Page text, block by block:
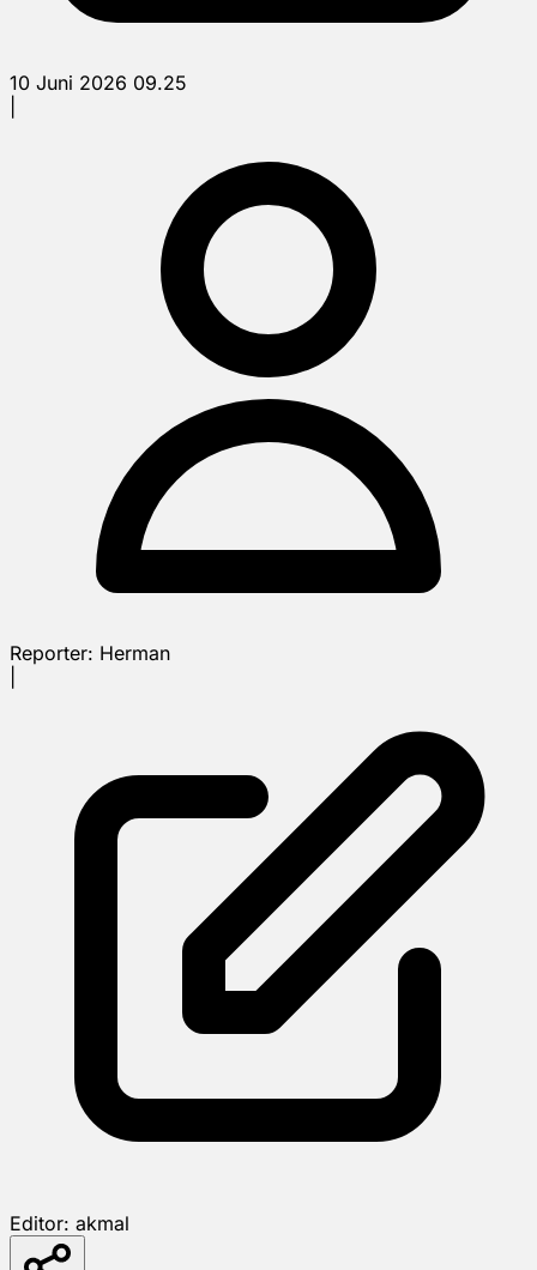
10 Juni 2026 09.25
Reporter: Herman
Editor: akmal